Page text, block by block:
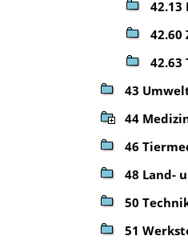
42.13
42.60
42.63
43
44
46
48 Land-
50
51